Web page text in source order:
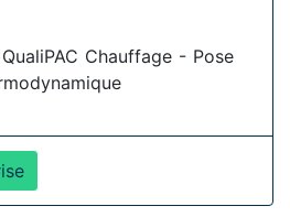
QualiPAC Chauffage - Pose